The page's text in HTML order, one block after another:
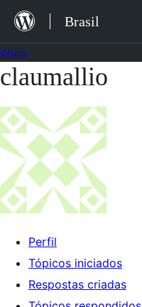
para
o
conteúdo
Brasil
Pular
o
conteúdo
claumallio
Perfil
Tópicos iniciados
Respostas criadas